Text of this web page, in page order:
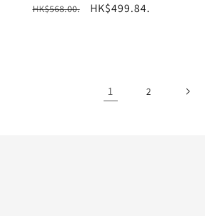
定
HK$568.00.
售
HK$499.84.
1 2